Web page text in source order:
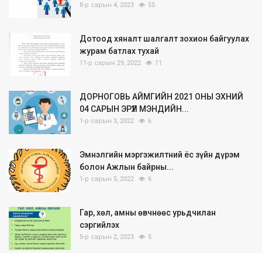
8-р сарын 4, 2023 55
Дотоод хяналт шалгалт зохион байгуулах
журам батлах тухай
11-р сарын 29, 2022 11
ДОРНОГОВЬ АЙМГИЙН 2021 ОНЫ ЭХНИЙ
04 САРЫН ЭРҮҮЛ МЭНДИЙН...
1-р сарын 3, 2022 6
Эмнэлгийн мэргэжилтний ёс зүйн дүрэм
болон Ажлын байрны...
1-р сарын 5, 2022 6
Гар, хөл, амны өвчнөөс урьдчилан
сэргийлэх
5-р сарын 2, 2023 5